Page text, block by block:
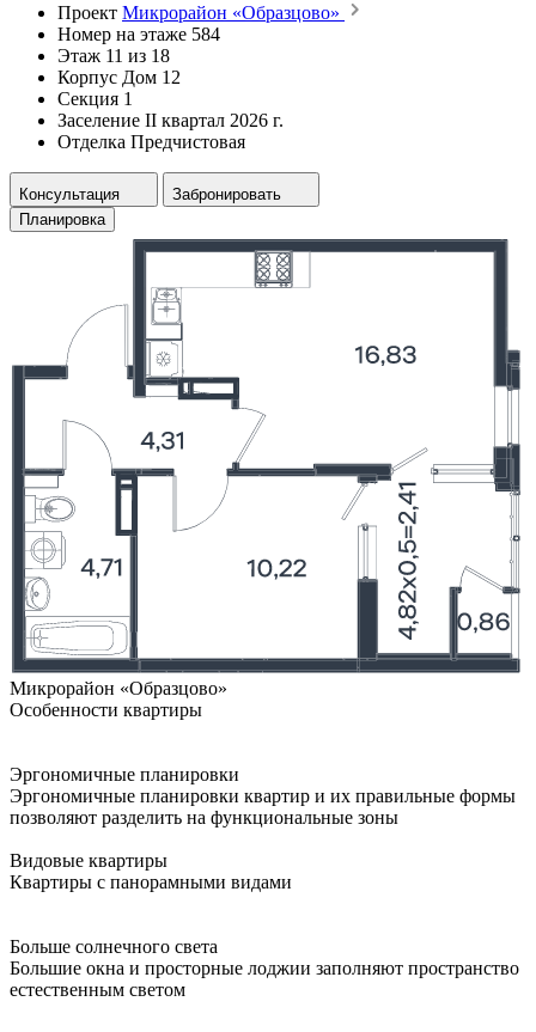
Проект Микрорайон «Образцово»
Номер на этаже 584
Этаж 11 из 18
Корпус Дом 12
Секция 1
Заселение II квартал 2026 г.
Отделка Предчистовая
Консультация
Забронировать
Планировка
Микрорайон «Образцово»
Особенности квартиры
Эргономичные планировки
Эргономичные планировки квартир и их правильные формы
позволяют разделить на функциональные зоны
Видовые квартиры
Квартиры с панорамными видами
Больше солнечного света
Большие окна и просторные лоджии заполняют пространство
естественным светом